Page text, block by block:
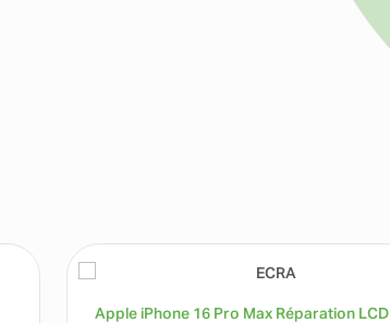
Apple iPhone 16 Pro Max Réparation LCD